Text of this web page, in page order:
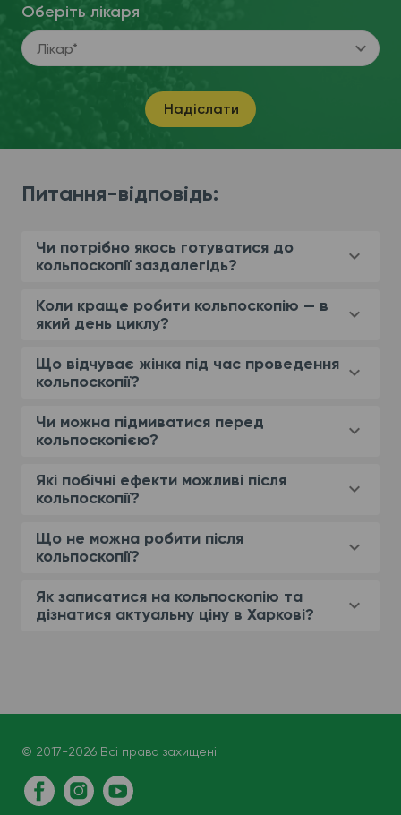
Оберіть лікаря
Лікар*
Надіслати
Питання-відповідь:
Чи потрібно якось готуватися до
кольпоскопії заздалегідь?
Коли краще робити кольпоскопію — в
який день циклу?
Що відчуває жінка під час проведення
кольпоскопії?
Чи можна підмиватися перед
кольпоскопією?
Які побічні ефекти можливі після
кольпоскопії?
Що не можна робити після
кольпоскопії?
Як записатися на кольпоскопію та
дізнатися актуальну ціну в Харкові?
© 2017-2026 Всі права захищені